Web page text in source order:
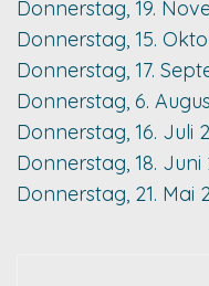
Donnerstag, 19.
Donnerstag, 15.
Donnerstag, 17.
Donnerstag, 6.
Donnerstag, 16. Juli
Donnerstag, 18. Juni
Donnerstag, 21. Mai